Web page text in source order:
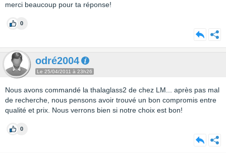
merci beaucoup pour ta réponse!
0
odré2004
Le 25/04/2011 à 23h26
Nous avons commandé la thalaglass2 de chez LM... après pas mal
de recherche, nous pensons avoir trouvé un bon compromis entre
qualité et prix. Nous verrons bien si notre choix est bon!
0